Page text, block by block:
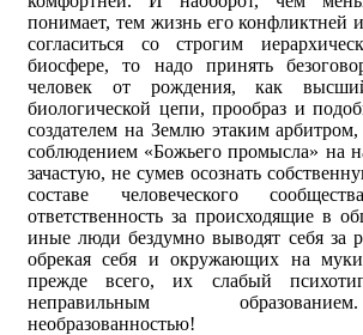
понимает, тем жизнь его конфликтней
согласиться со строгим
биосфере, то надо принять
человек от рождения, как высший
биологической цепи, прообраз и
создателем на Землю этаким
соблюдением «Божьего промысла» на
зачастую, не сумев осознать
составе человеческого
ответственность за происходящие в
иные люди бездумно выводят себя за
обрекая себя и окружающих на
прежде всего, их слабый
неправильным
необразованностью!